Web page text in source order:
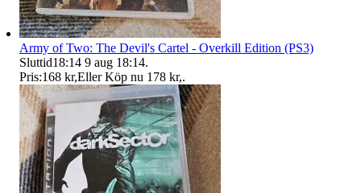
Army of Two: The Devil's Cartel - Overkill Edition (PS3)
Sluttid18:14 9 aug 18:14.
Pris:168 kr,Eller Köp nu 178 kr,.